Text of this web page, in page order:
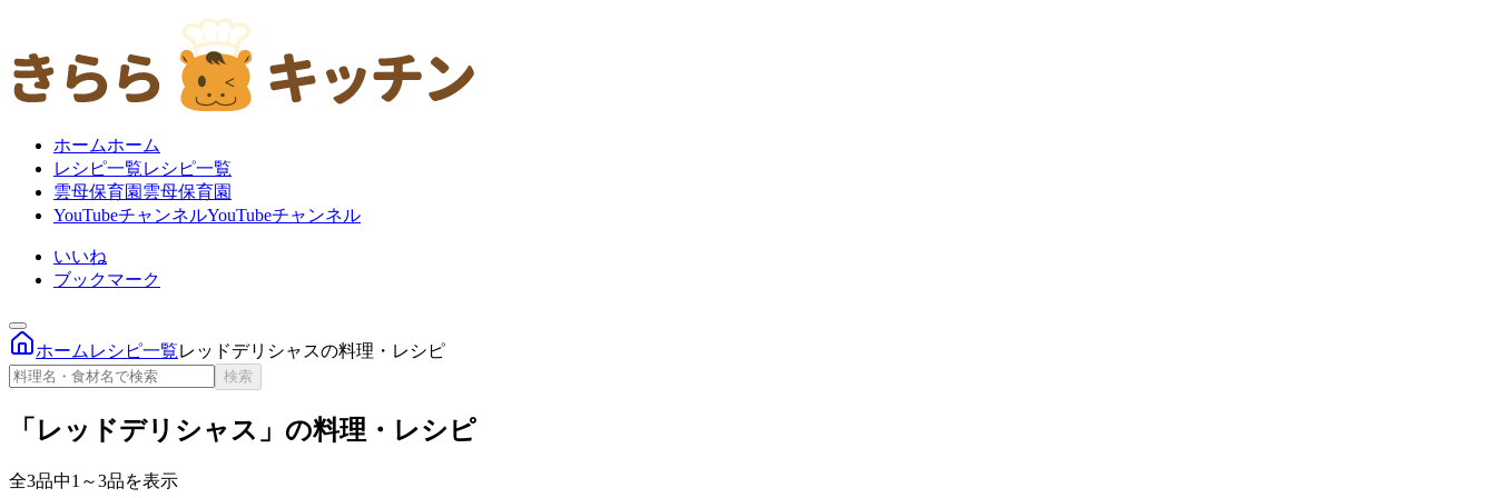
ホームホーム
レシピ一覧レシピ一覧
雲母保育園 雲母保育園
YouTubeチャンネルYouTubeチャンネル
いいね
ブックマーク
ホーム レシピ一覧レッドデリシャスの料理・レシピ
検索
「レッドデリシャス」の料理・レシピ
全3品中1～3品を表示